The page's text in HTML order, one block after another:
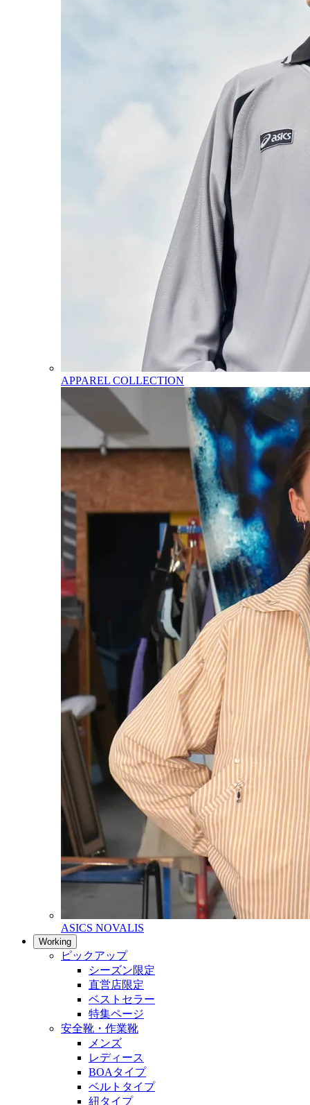
APPAREL COLLECTION
ASICS NOVALIS
Working
ピックアップ
シーズン限定
直営店限定
ベストセラー
特集ページ
安全靴・作業靴
メンズ
レディース
BOAタイプ
ベルトタイプ
紐タイプ